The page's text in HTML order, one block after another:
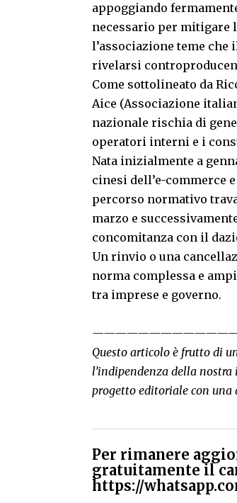
appoggiando
necessario per mitigare
l’associazione teme
rivelarsi
Come sottolineato da
Aice (Associazione
nazionale rischia di
operatori interni e i
Nata inizialmente a
cinesi dell’e-commerce
percorso normativo
marzo e
concomitanza con il
Un rinvio o una
norma complessa e
tra imprese e governo.
Questo articolo è frutto di
l’indipendenza della
progetto editoriale con
Per rimanere
gratuitamente il
https://